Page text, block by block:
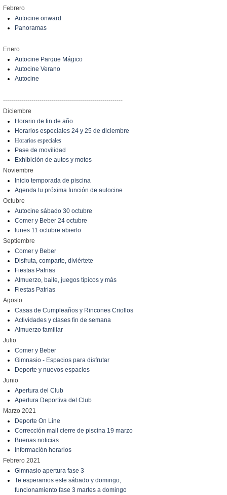
Febrero
Autocine onward
Panoramas
Enero
Autocine Parque Mágico
Autocine Verano
Autocine
-----------------------------------------------------------
Diciembre
Horario de fin de año
Horarios especiales 24 y 25 de diciembre
Horarios especiales
Pase de movilidad
Exhibición de autos y motos
Noviembre
Inicio temporada de piscina
Agenda tu próxima función de autocine
Octubre
Autocine sábado 30 octubre
Comer y Beber 24 octubre
lunes 11 octubre abierto
Septiembre
Comer y Beber
Disfruta, comparte, diviértete
Fiestas Patrias
Almuerzo, baile, juegos típicos y más
Fiestas Patrias
Agosto
Casas de Cumpleaños y Rincones Criollos
Actividades y clases fin de semana
Almuerzo familiar
Julio
Comer y Beber
Gimnasio - Espacios para disfrutar
Deporte y nuevos espacios
Junio
Apertura del Club
Apertura Deportiva del Club
Marzo 2021
Deporte On Line
Corrección mail cierre de piscina 19 marzo
Buenas noticias
Información horarios
Febrero 2021
Gimnasio apertura fase 3
Te esperamos este sábado y domingo,
funcionamiento fase 3 martes a domingo